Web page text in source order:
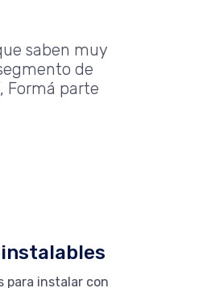
saben muy
de
Formá parte
para instalar con